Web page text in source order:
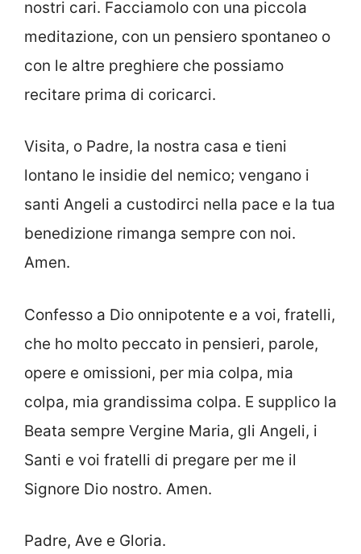
nostri cari. Facciamolo con una piccola
meditazione, con un pensiero spontaneo o
con le altre preghiere che possiamo
recitare prima di coricarci.
Visita, o Padre, la nostra casa e tieni
lontano le insidie del nemico; vengano i
santi Angeli a custodirci nella pace e la tua
benedizione rimanga sempre con noi.
Amen.
Confesso a Dio onnipotente e a voi, fratelli,
che ho molto peccato in pensieri, parole,
opere e omissioni, per mia colpa, mia
colpa, mia grandissima colpa. E supplico la
Beata sempre Vergine Maria, gli Angeli, i
Santi e voi fratelli di pregare per me il
Signore Dio nostro. Amen.
Padre, Ave e Gloria.